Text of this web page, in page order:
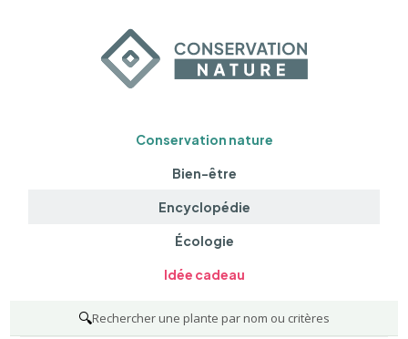
Conservation nature
Bien-être
Encyclopédie
Écologie
Idée cadeau
🔍Rechercher une plante par nom ou critères